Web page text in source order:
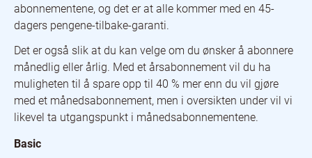
abonnementene, og det er at alle kommer med en 45-
dagers pengene-tilbake-garanti.
Det er også slik at du kan velge om du ønsker å abonnere
månedlig eller årlig. Med et årsabonnement vil du ha
muligheten til å spare opp til 40 % mer enn du vil gjøre
med et månedsabonnement, men i oversikten under vil vi
likevel ta utgangspunkt i månedsabonnementene.
Basic